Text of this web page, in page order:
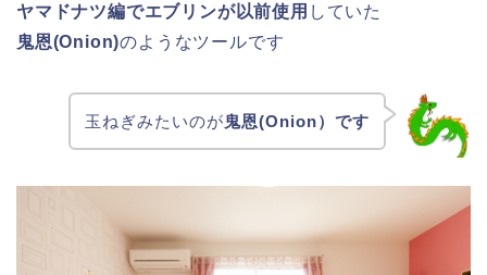
ヤマドナツ編でエブリンが以前使用 していた
鬼恩(Onion)のようなツールです
玉ねぎみたいのが鬼恩(Onion）です